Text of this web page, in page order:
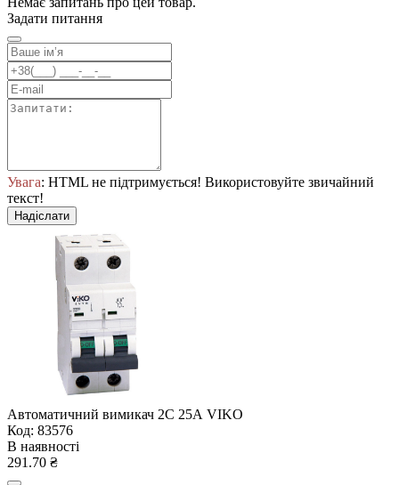
Задати питання
Увага: HTML не підтримується! Використовуйте звичайний
текст!
Надіслати
Автоматичний вимикач 2C 25А VIKO
Код: 83576
В наявності
291.70 ₴